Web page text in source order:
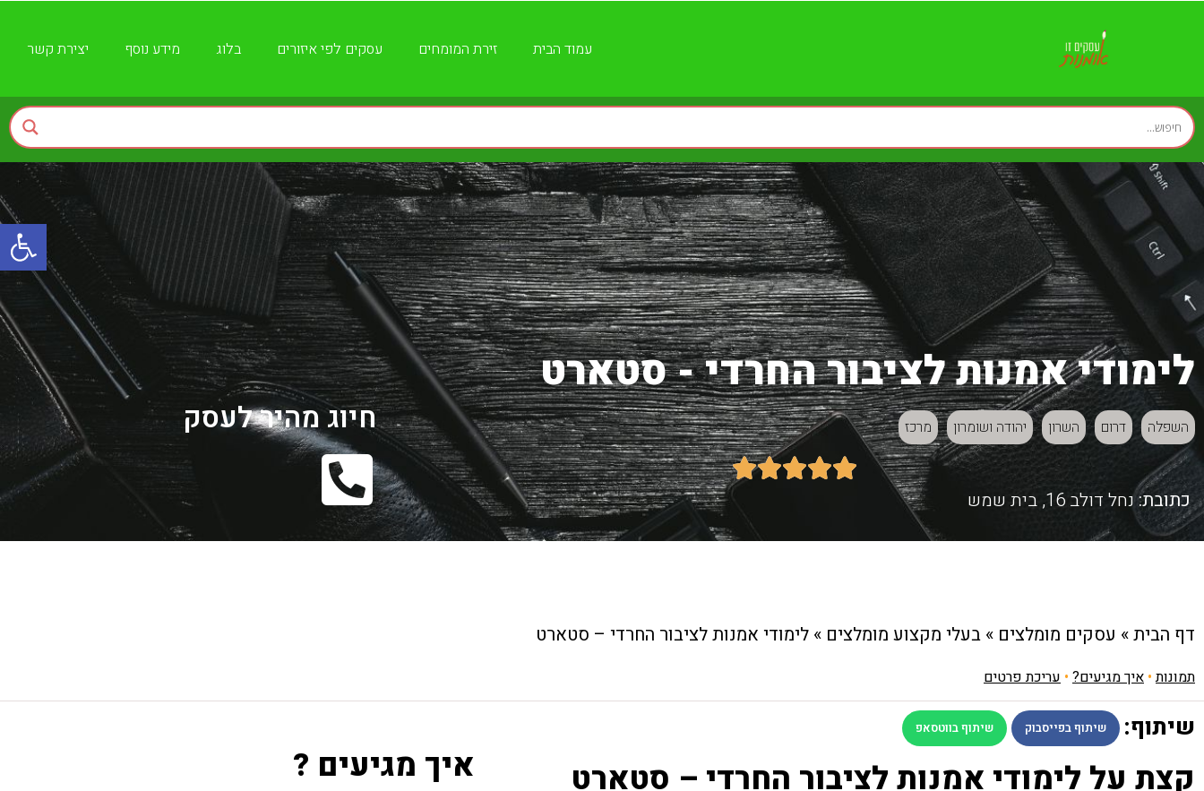
עמוד הבית זירת המומחים עסקים לפי איזורים בלוג מידע נוסף יצירת קשר
לימודי אמנות לציבור החרדי - סטארט
השפלה דרום השרון יהודה ושומרון מרכז





כתובת:נחל דולב 16, בית שמש
חיוג מהיר לעסק
דף הבית» עסקים מומלצים » בעלי מקצוע מומלצים » לימודי אמנות לציבור החרדי – סטארט
תמונות• איך מגיעים? • עריכת פרטים
שיתוף: שיתוף בפייסבוק שיתוף בווטסאפ
קצת על לימודי אמנות לציבור החרדי – סטארט איך מגיעים ?